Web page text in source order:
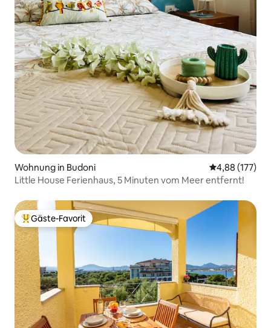
Wohnung in Budoni
4,88 (177)
Little House Ferienhaus, 5 Minuten vom Meer entfernt!
Beliebter Gäste-Favorit.
Gäste-Favorit